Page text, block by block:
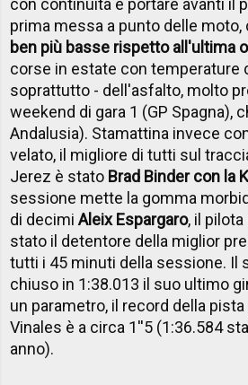
con continuità e portare avanti il
prima messa a punto delle
ben più basse rispetto all'ultima
corse in estate con temperature
soprattutto - dell'asfalto, molto
weekend di gara 1 (GP Spagna),
Andalusia). Stamattina invece
velato, il migliore di tutti sul
Jerez è stato Brad Binder con la
sessione mette la gomma
di decimiAleix Espargaro, il
stato il detentore della miglior
tutti i 45 minuti della sessione. Il
chiuso in 1:38.013 il suo ultimo
un parametro, il record della
Vinales è a circa 1''5 (1:36.584
anno).